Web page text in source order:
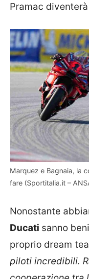
Pramac
Marquez e Bagnaia, la
fare (Sportitalia.it –
Nonostante
Ducati sanno
proprio dream
piloti incredibili.